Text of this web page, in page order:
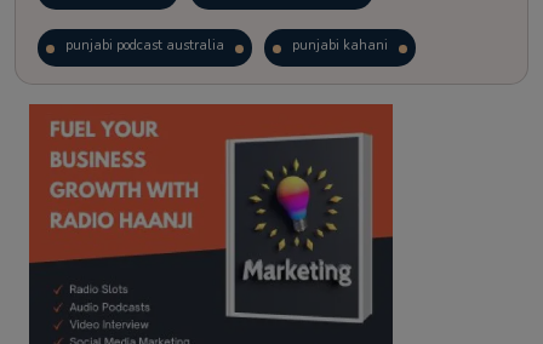
punjabi podcast australia punjabi kahani
kitaab kahani punjabi story